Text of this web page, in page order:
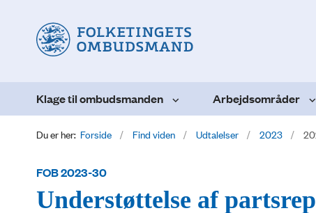
Klage til ombudsmanden Arbejdsområder
Du er her: Forside Find viden Udtalelser 2023
FOB 2023-30
Understøttelse af